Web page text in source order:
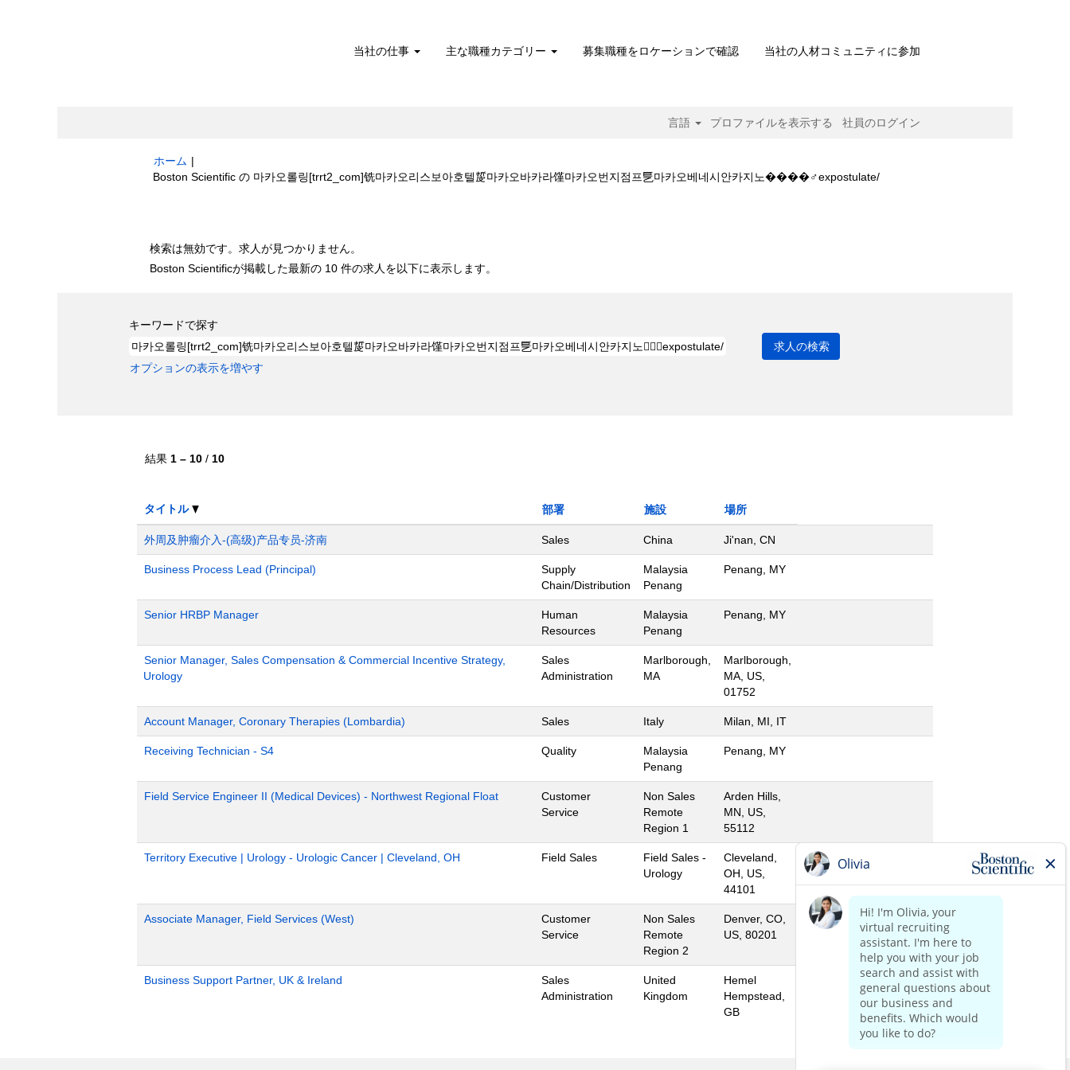
当社の仕事 主な職種カテゴリー 募集職種をロケーションで確認 当社の人材コミュニティに参加
言語 プロファイルを表示する 社員のログイン
ホーム |
Boston Scientific の 마카오롤링[trrt2_com]铣마카오리스보아호텔㿱마카오바카라馑마카오번지점프乬마카오베네시안카지노����‍♂️expostulate/(現
検索は無効です。求人が見つかりません。
Boston Scientificが掲載した最新の 10 件の求人を以下に表示します。
キーワードで探す
オプションの表示を増やす
結果 1 – 10 / 10
タイトル 部署 施設 場所
外周及肿瘤介入-(高级)产品专员-济南 Sales China Ji'nan, CN
Business Process Lead (Principal)
Supply
Chain/Distribution
Malaysia
Penang
Penang, MY
Senior HRBP Manager
Human
Resources
Malaysia
Penang
Penang, MY
Senior Manager, Sales Compensation & Commercial Incentive Strategy,
Urology
Sales
Administration
Marlborough,
MA
Marlborough,
MA, US,
01752
Account Manager, Coronary Therapies (Lombardia) Sales Italy Milan, MI, IT
Receiving Technician - S4 Quality
Malaysia
Penang
Penang, MY
Field Service Engineer II (Medical Devices) - Northwest Regional Float
Customer
Service
Non Sales
Remote
Region 1
Arden Hills,
MN, US,
55112
Territory Executive | Urology - Urologic Cancer | Cleveland, OH Field Sales
Field Sales -
Urology
Cleveland,
OH, US,
44101
Associate Manager, Field Services (West)
Customer
Service
Non Sales
Remote
Region 2
Denver, CO,
US, 80201
Business Support Partner, UK & Ireland
Sales
Administration
United
Kingdom
Hemel
Hempstead,
GB